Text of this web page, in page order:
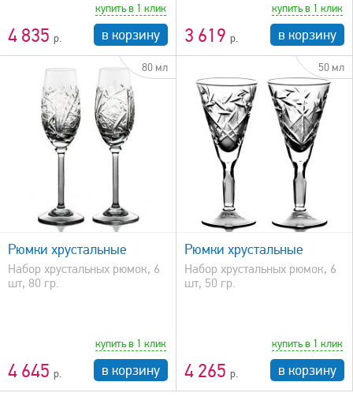
4 835
купить в 1 клик
в корзину 3 619
купить в 1 клик
в корзину
80 мл
Рюмки хрустальные
Набор хрустальных рюмок, 6
шт, 80 гр.
4 645
купить в 1 клик
в корзину
50 мл
быстрый просмотр
Рюмки хрустальные
Набор хрустальных рюмок, 6
шт, 50 гр.
4 265
купить в 1 клик
в корзину